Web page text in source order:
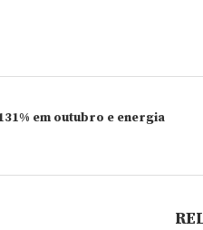
em outubro e energia